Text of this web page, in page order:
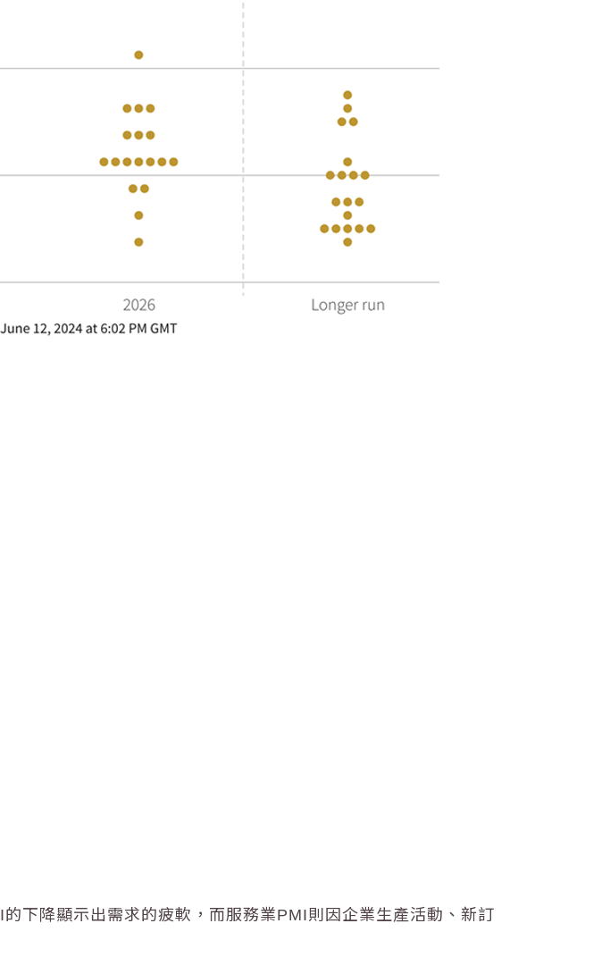
下降顯示出需求的疲軟，而服務業PMI則因企業生產活動、新訂